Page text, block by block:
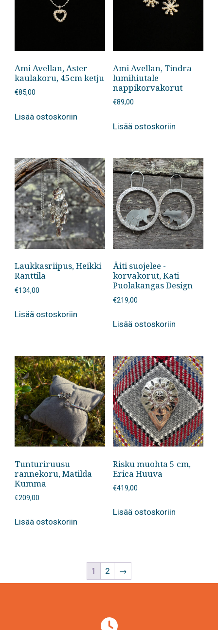
Ami Avellan, Aster
kaulakoru, 45cm ketju
€85,00
Lisää ostoskoriin
Ami Avellan, Tindra
lumihiutale
nappikorvakorut
€89,00
Lisää ostoskoriin
Laukkasriipus, Heikki
Ranttila
€134,00
Lisää ostoskoriin
Äiti suojelee -
korvakorut, Kati
Puolakangas Design
€219,00
Lisää ostoskoriin
Tunturiruusu
rannekoru, Matilda
Kumma
€209,00
Lisää ostoskoriin
Risku muohta 5 cm,
Erica Huuva
€419,00
Lisää ostoskoriin
1 2 →